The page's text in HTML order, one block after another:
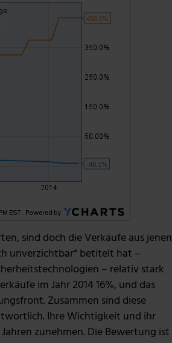
sind doch die Verkäufe aus jenen
unverzichtbar“ betitelt hat –
– relativ stark
im Jahr 2014 16%, und das
Zusammen sind diese
Ihre Wichtigkeit und ihr
zunehmen. Die Bewertung ist